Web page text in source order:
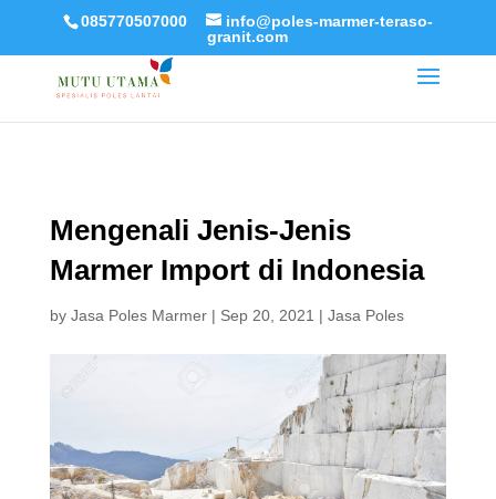
085770507000
info@poles-marmer-teraso-
granit.com
Mengenali Jenis-Jenis
Marmer Import di Indonesia
by Jasa Poles Marmer| Sep 20, 2021 | Jasa Poles